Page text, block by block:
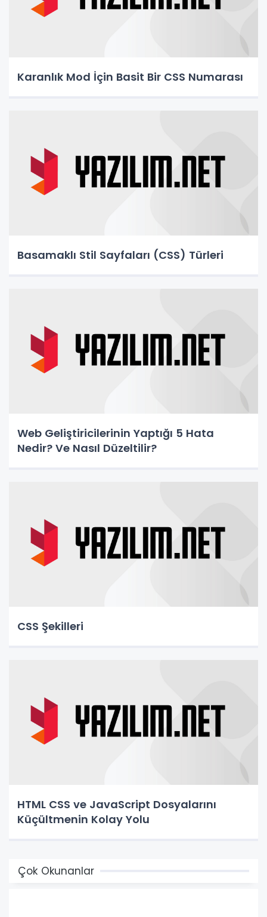
Karanlık Mod İçin Basit Bir CSS Numarası
Basamaklı Stil Sayfaları (CSS) Türleri
Web Geliştiricilerinin Yaptığı 5 Hata
Nedir? Ve Nasıl Düzeltilir?
CSS Şekilleri
HTML CSS ve JavaScript Dosyalarını
Küçültmenin Kolay Yolu
Çok Okunanlar